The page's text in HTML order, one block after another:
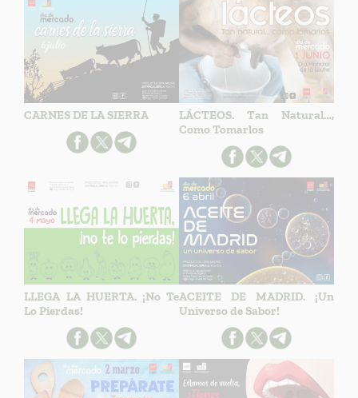
CARNES DE LA SIERRA
LÁCTEOS. Tan Natural…,
Como Tomarlos
LLEGA LA HUERTA. ¡No Te
Lo Pierdas!
ACEITE DE MADRID. ¡Un
Universo de Sabor!